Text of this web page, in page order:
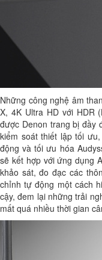
Những công nghệ âm
X, 4K Ultra HD với HDR
được Denon trang bị đầy
kiểm soát thiết lập tối
động và tối ưu hóa
sẽ kết hợp với ứng dụng
khảo sát, đo đạc các
chỉnh tự động một cách
cậy, đem lại những trải
mất quá nhiều thời gian